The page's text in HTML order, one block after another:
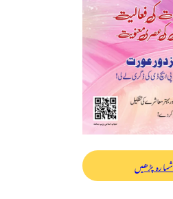
شمارہ پڑھیں